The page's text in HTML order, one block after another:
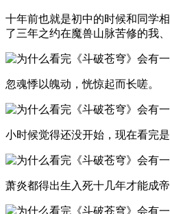
十年前也就是初中的时候和同学
了三年之约在魔兽山脉苦修的我
忽魂悸以魄动，恍惊起而长嗟。
小时候觉得还没开始，现在看完
萧炎都得出生入死十几年才能成